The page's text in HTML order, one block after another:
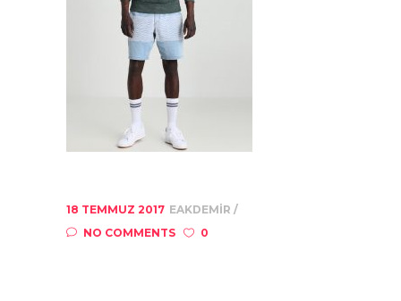
18 TEMMUZ 2017 EAKDEMIR
NO COMMENTS
0